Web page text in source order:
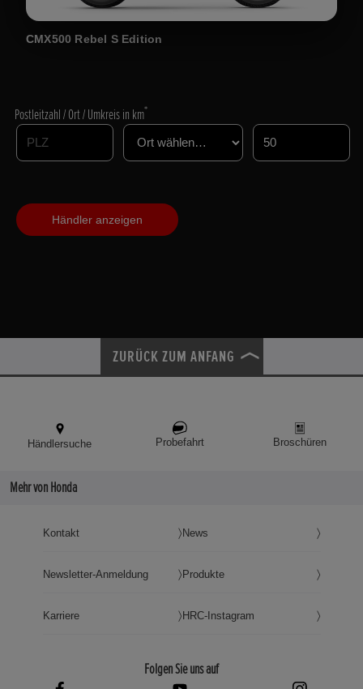
CMX500 Rebel S Edition
Postleitzahl / Ort / Umkreis in km*
ZURÜCK ZUM ANFANG
Händlersuche Probefahrt Broschüren
Mehr von Honda
Kontakt
Newsletter-Anmeldung
Karriere
News
Produkte
HRC-Instagram
Folgen Sie uns auf